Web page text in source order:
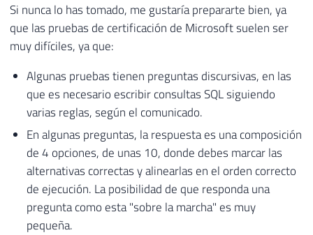
Si nunca lo has tomado, me gustaría prepararte bien, ya
que las pruebas de certificación de Microsoft suelen ser
muy difíciles, ya que:
Algunas pruebas tienen preguntas discursivas, en las
que es necesario escribir consultas SQL siguiendo
varias reglas, según el comunicado.
En algunas preguntas, la respuesta es una composición
de 4 opciones, de unas 10, donde debes marcar las
alternativas correctas y alinearlas en el orden correcto
de ejecución. La posibilidad de que responda una
pregunta como esta "sobre la marcha" es muy
pequeña.